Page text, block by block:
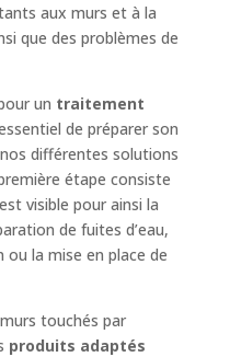
aux murs et à la
que des problèmes de
un traitement
de préparer son
différentes solutions
étape consiste
visible pour ainsi la
de fuites d’eau,
ou la mise en place de
touchés par
produits adaptés